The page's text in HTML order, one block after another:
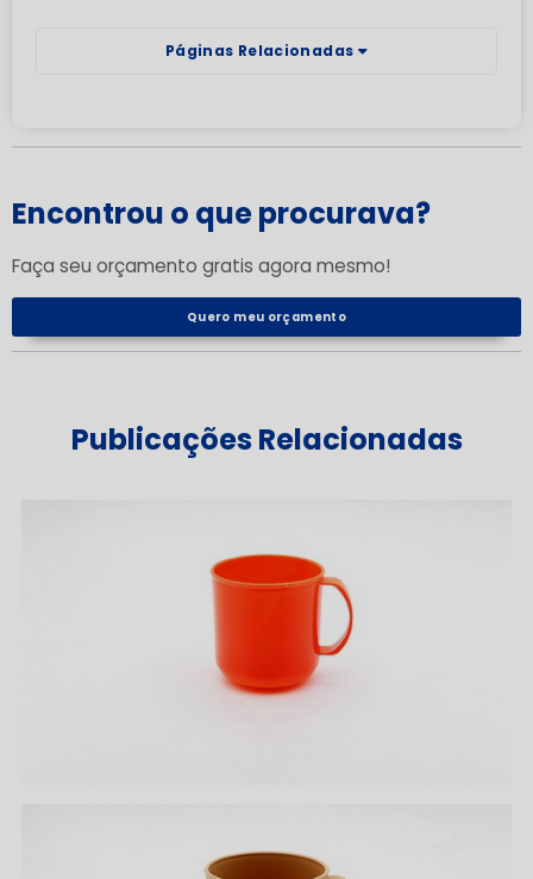
Páginas Relacionadas
Encontrou o que procurava?
Faça seu orçamento gratis agora mesmo!
Quero meu orçamento
Publicações Relacionadas